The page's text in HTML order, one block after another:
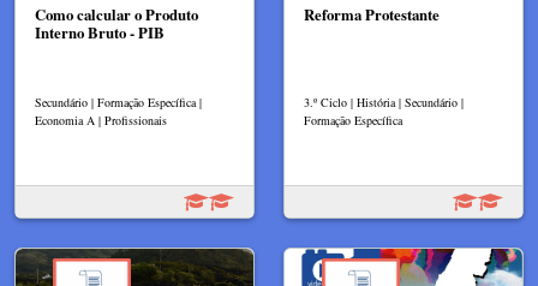
Como calcular o Produto
Interno Bruto - PIB
Secundário | Formação Específica |
Economia A | Profissionais
Reforma Protestante
3.º Ciclo | História | Secundário |
Formação Específica